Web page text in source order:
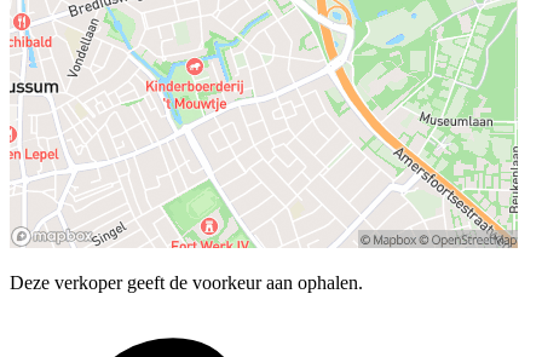
Deze verkoper geeft de voorkeur aan ophalen.